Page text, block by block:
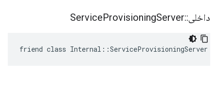
داخلی::
ServiceProvisioningServer
friend class Internal::ServiceProvisioningServer